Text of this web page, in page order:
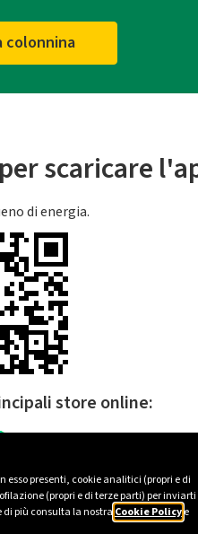
esso presenti, cookie analitici (propri e di
(propri e di terze parti) per inviarti
più consulta la nostra Cookie Policye
colonnina
scaricare
di energia.
store online: